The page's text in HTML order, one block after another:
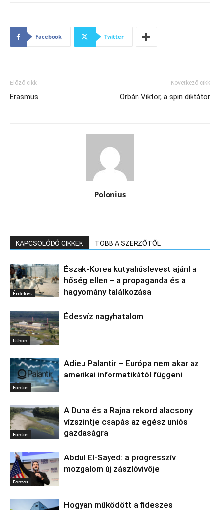
Facebook Twitter
Előző cikk
Erasmus
Következő cikk
Orbán Viktor, a spin diktátor
Polonius
KAPCSOLÓDÓ CIKKEK TÖBB A SZERZŐTŐL
Érdekes
Észak‑Korea kutyahúslevest ajánl a
hőség ellen – a propaganda és a
hagyomány találkozása
Itthon
Édesvíz nagyhatalom
Fontos
Adieu Palantir – Európa nem akar az
amerikai informatikától függeni
Fontos
A Duna és a Rajna rekord alacsony
vízszintje csapás az egész uniós
gazdaságra
Fontos
Abdul El‑Sayed: a progresszív
mozgalom új zászlóvivője
Hogyan működött a fideszes